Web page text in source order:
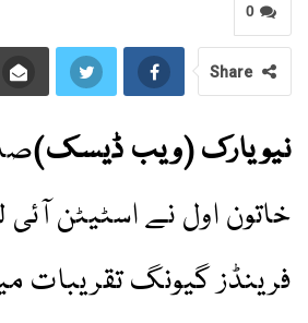
0
Share
نیویارک (ویب ڈیسک)
خاتون اول نے اسٹیٹن آئی
فرینڈز گیونگ